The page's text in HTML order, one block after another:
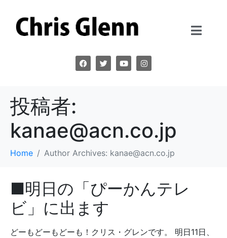
投稿者:
kanae@acn.co.jp
Home Author Archives: kanae@acn.co.jp
■明日の「ぴーかんテレ
ビ」に出ます
どーもどーもどーも！クリス・グレンです。 明日11日、